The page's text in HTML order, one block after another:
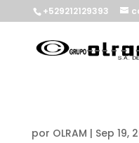
+529212129393
por OLRAM | Sep 19,